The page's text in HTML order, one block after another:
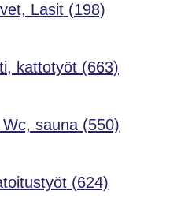
Lasit(198)
kattotyöt (663)
sauna(550)
(624)